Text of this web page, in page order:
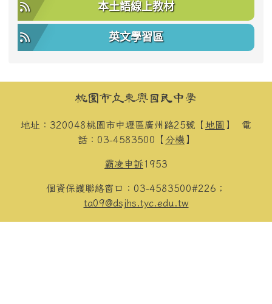
本土語線上教材
英文學習區
頁尾區域內容桃園市立東興國民中學
地址：320048桃園市中壢區廣州路25號【 地圖 】 電
話：03-4583500【 分機 】
霸凌申訴1953
個資保護聯絡窗口：03-4583500#226；
ta09@dsjhs.tyc.edu.tw